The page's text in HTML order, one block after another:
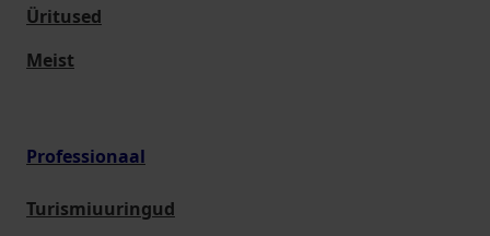
Üritused
Meist
Professionaal
Turismiuuringud